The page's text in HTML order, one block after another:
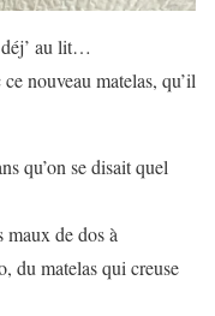
déj’ au lit…
nouveau matelas, qu’il
qu’on se disait quel
maux de dos à
du matelas qui creuse